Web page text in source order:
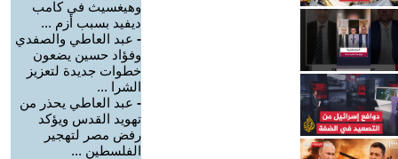
وهيغسيث في كامب
ديفيد بسبب أزم ...
- عبد العاطي والصفدي
وفؤاد حسين يضعون
خطوات جديدة لتعزيز
الشرا ...
- عبد العاطي يحذر من
تهويد القدس ويؤكد
رفض مصر لتهجير
الفلسطين ...